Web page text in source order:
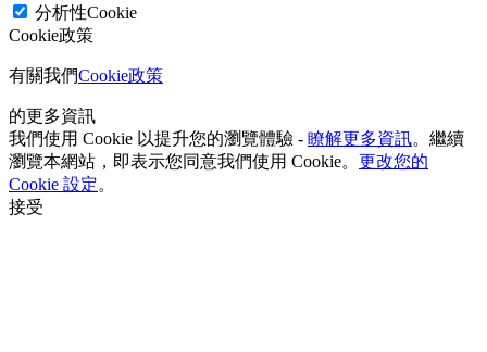
分析性Cookie
Cookie政策
有關我們Cookie政策
的更多資訊
我們使用 Cookie 以提升您的瀏覽體驗 - 瞭解更多資訊。繼續
瀏覽本網站，即表示您同意我們使用 Cookie。 更改您的
Cookie 設定。
接受